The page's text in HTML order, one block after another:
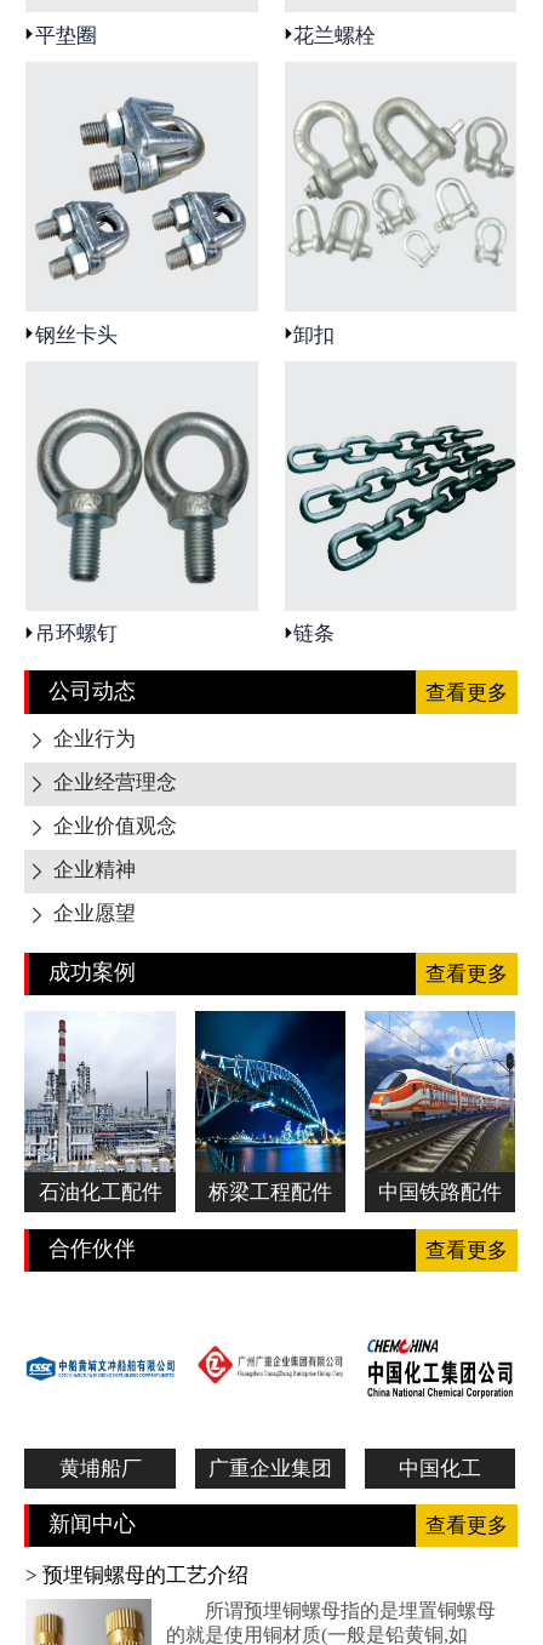
平垫圈 花兰螺栓
钢丝卡头 卸扣
吊环螺钉 链条
公司动态 查看更多
 企业行为
 企业经营理念
 企业价值观念
 企业精神
 企业愿望
成功案例 查看更多
石油化工配件 桥梁工程配件 中国铁路配件
合作伙伴 查看更多
黄埔船厂 广重企业集团 中国化工
新闻中心 查看更多
> 预埋铜螺母的工艺介绍
所谓预埋铜螺母指的是埋置铜螺母
的就是使用铜材质(一般是铅黄铜,如